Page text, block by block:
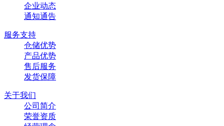
企业动态
通知通告
服务支持
仓储优势
产品优势
售后服务
发货保障
关于我们
公司简介
荣誉资质